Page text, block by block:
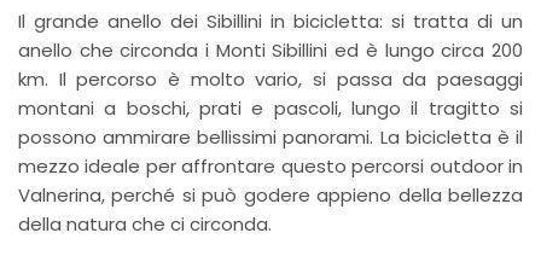
Il grande anello dei Sibillini in bicicletta: si tratta di un
anello che circonda i Monti Sibillini ed è lungo circa 200
km. Il percorso è molto vario, si passa da paesaggi
montani a boschi, prati e pascoli, lungo il tragitto si
possono ammirare bellissimi panorami. La bicicletta è il
mezzo ideale per affrontare questo percorsi outdoor in
Valnerina, perché si può godere appieno della bellezza
della natura che ci circonda.